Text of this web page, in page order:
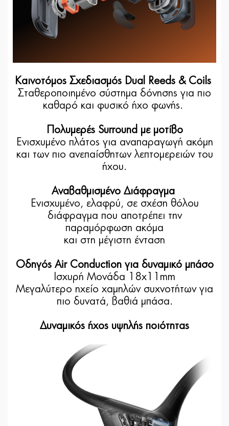
Καινοτόμος Σχεδιασμός Dual Reeds & Coils
Σταθεροποιημένο σύστημα δόνησης για πιο
καθαρό και φυσικό ήχο φωνής.
Πολυμερές Surround με μοτίβο
Ενισχυμένο πλάτος για αναπαραγωγή ακόμη
και των πιο ανεπαίσθητων λεπτομερειών του
ήχου.
Αναβαθμισμένο Διάφραγμα
Ενισχυμένο, ελαφρύ, σε σχέση θόλου
διάφραγμα που αποτρέπει την
παραμόρφωση ακόμα
και στη μέγιστη ένταση
Οδηγός Air Conduction για δυναμικό μπάσο
Ισχυρή Μονάδα 18x11mm
Μεγαλύτερο ηχείο χαμηλών συχνοτήτων για
πιο δυνατά, βαθιά μπάσα.
Δυναμικός ήχος υψηλής ποιότητας